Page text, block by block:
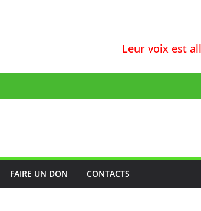
Leur voix est
FAIRE UN DON CONTACTS